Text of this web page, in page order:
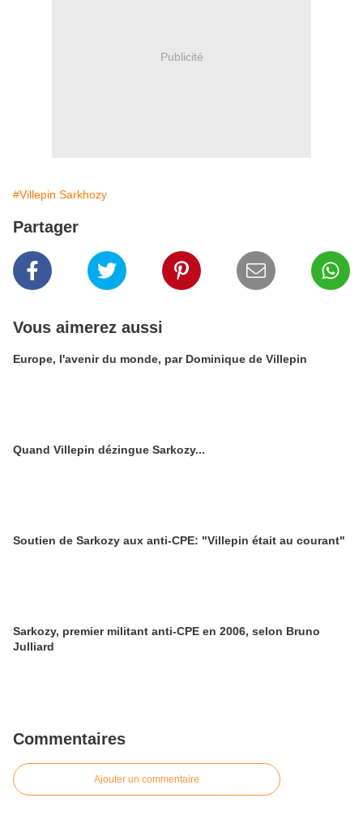
Publicité
#Villepin Sarkhozy
Partager
Vous aimerez aussi
Europe, l'avenir du monde, par Dominique de Villepin
Quand Villepin dézingue Sarkozy...
Soutien de Sarkozy aux anti-CPE: "Villepin était au courant"
Sarkozy, premier militant anti-CPE en 2006, selon Bruno
Julliard
Commentaires
Ajouter un commentaire